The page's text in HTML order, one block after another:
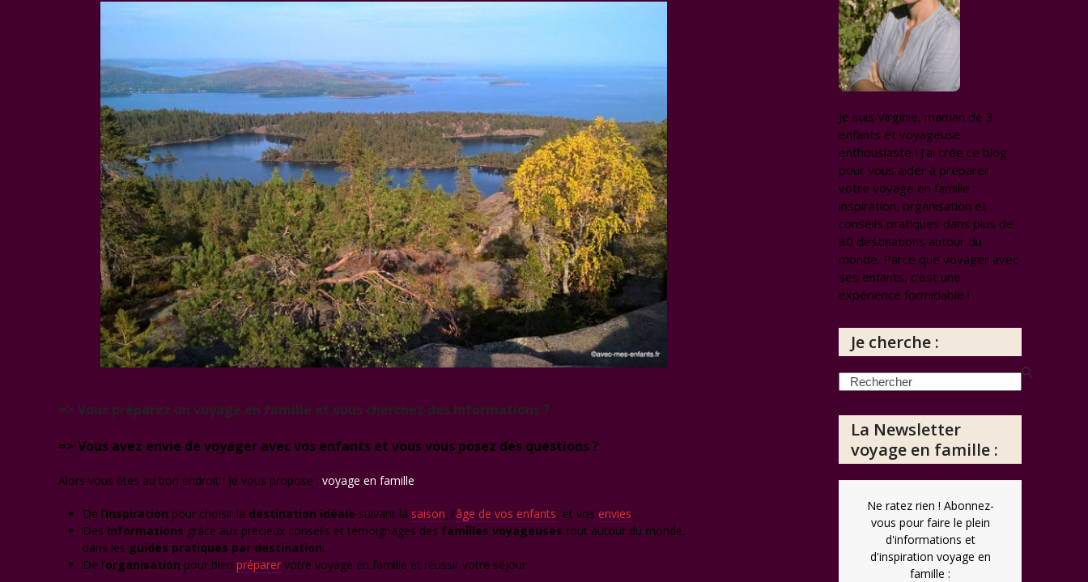
=> Vous préparez un voyage en famille et vous cherchez des informations ?
=> Vous avez envie de voyager avec vos enfants et vous vous posez des questions ?
Alors vous êtes au bon endroit ! Je vous propose : voyage en famille
De l’inspiration pour choisir la destination idéale suivant la saison, l’âge de vos enfants, et vos envies…
Des informations grâce aux précieux conseils et témoignages des familles voyageuses tout autour du monde,
dans les guides pratiques par destination…
De l’organisation pour bien préparer votre voyage en famille et réussir votre séjour
Je suis Virginie, maman de 3
enfants et voyageuse
enthousiaste ! J'ai crée ce blog
pour vous aider à préparer
votre voyage en famille :
inspiration, organisation et
conseils pratiques dans plus de
80 destinations autour du
monde. Parce que voyager avec
ses enfants, c'est une
expérience formidable !
Je cherche :
Search
La Newsletter
voyage en famille :
Ne ratez rien ! Abonnez-
vous pour faire le plein
d'informations et
d'inspiration voyage en
famille :